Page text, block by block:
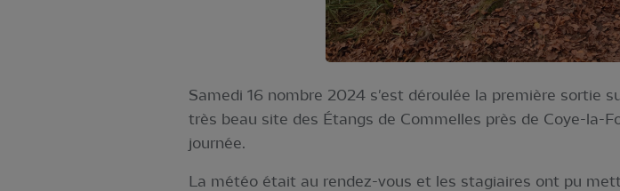
Samedi 16 nombre 2024 s'est déroulée la première sortie
très beau site des Étangs de Commelles près de Coye-la-
journée.
La météo était au rendez-vous et les stagiaires ont pu